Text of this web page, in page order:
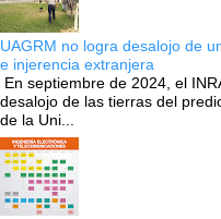
UAGRM no logra desalojo de
e injerencia extranjera
En septiembre de 2024, el
desalojo de las tierras del
de la Uni...